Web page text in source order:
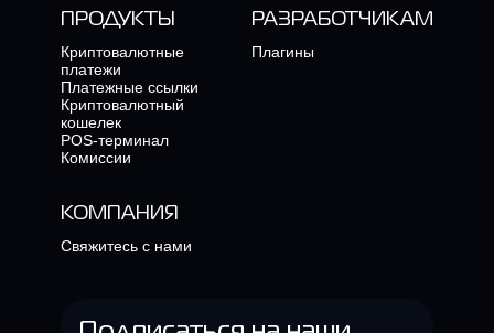
ПРОДУКТЫ
Криптовалютные
платежи
Платежные ссылки
Криптовалютный
кошелек
POS-терминал
Комиссии
РАЗРАБОТЧИКАМ
Плагины
КОМПАНИЯ
Свяжитесь с нами